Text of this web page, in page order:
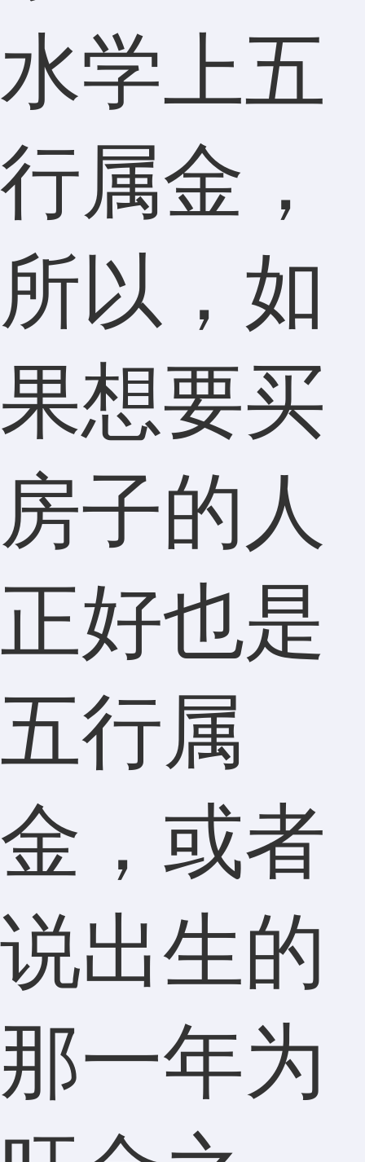
水学上五
行属金，
所以，如
果想要买
房子的人
正好也是
五行属
金，或者
说出生的
那一年为